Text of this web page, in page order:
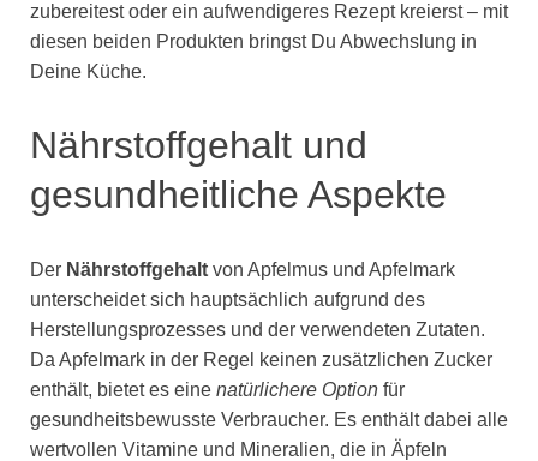
zubereitest oder ein aufwendigeres Rezept kreierst – mit
diesen beiden Produkten bringst Du Abwechslung in
Deine Küche.
Nährstoffgehalt und
gesundheitliche Aspekte
Der Nährstoffgehalt von Apfelmus und Apfelmark
unterscheidet sich hauptsächlich aufgrund des
Herstellungsprozesses und der verwendeten Zutaten.
Da Apfelmark in der Regel keinen zusätzlichen Zucker
enthält, bietet es eine natürlichere Option für
gesundheitsbewusste Verbraucher. Es enthält dabei alle
wertvollen Vitamine und Mineralien, die in Äpfeln